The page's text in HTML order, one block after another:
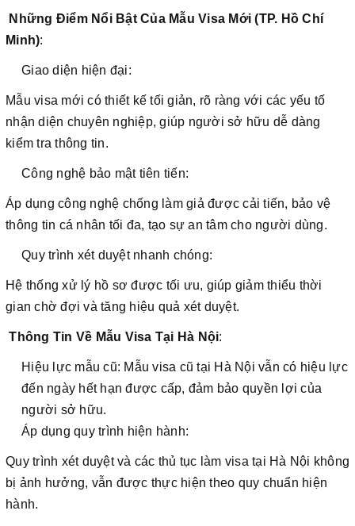
Những Điểm Nổi Bật Của Mẫu Visa Mới (TP. Hồ Chí
Minh):
Giao diện hiện đại:
Mẫu visa mới có thiết kế tối giản, rõ ràng với các yếu tố
nhận diện chuyên nghiệp, giúp người sở hữu dễ dàng
kiểm tra thông tin.
Công nghệ bảo mật tiên tiến:
Áp dụng công nghệ chống làm giả được cải tiến, bảo vệ
thông tin cá nhân tối đa, tạo sự an tâm cho người dùng.
Quy trình xét duyệt nhanh chóng:
Hệ thống xử lý hồ sơ được tối ưu, giúp giảm thiểu thời
gian chờ đợi và tăng hiệu quả xét duyệt.
Thông Tin Về Mẫu Visa Tại Hà Nội:
Hiệu lực mẫu cũ: Mẫu visa cũ tại Hà Nội vẫn có hiệu lực
đến ngày hết hạn được cấp, đảm bảo quyền lợi của
người sở hữu.
Áp dụng quy trình hiện hành:
Quy trình xét duyệt và các thủ tục làm visa tại Hà Nội không
bị ảnh hưởng, vẫn được thực hiện theo quy chuẩn hiện
hành.